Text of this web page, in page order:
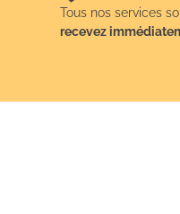
Tous nos services
recevez